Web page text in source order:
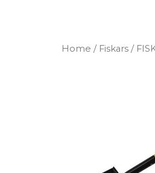
Home / Fiskars /